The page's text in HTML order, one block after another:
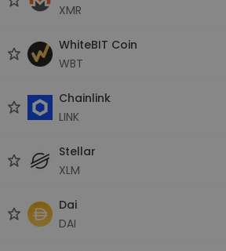
XMR
WhiteBIT Coin
WBT
Chainlink
LINK
Stellar
XLM
Dai
DAI